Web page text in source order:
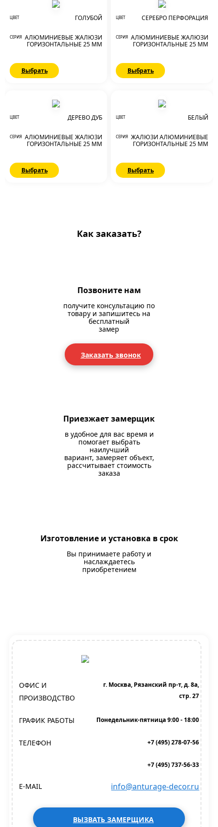
ЦВЕТ ГОЛУБОЙ
СЕРИЯ АЛЮМИНИЕВЫЕ ЖАЛЮЗИ
ГОРИЗОНТАЛЬНЫЕ 25 ММ
Выбрать
ЦВЕТ СЕРЕБРО ПЕРФОРАЦИЯ
СЕРИЯ АЛЮМИНИЕВЫЕ ЖАЛЮЗИ
ГОРИЗОНТАЛЬНЫЕ 25 ММ
Выбрать
ЦВЕТ ДЕРЕВО ДУБ
СЕРИЯ АЛЮМИНИЕВЫЕ ЖАЛЮЗИ
ГОРИЗОНТАЛЬНЫЕ 25 ММ
Выбрать
ЦВЕТ БЕЛЫЙ
СЕРИЯ ЖАЛЮЗИ АЛЮМИНИЕВЫЕ
ГОРИЗОНТАЛЬНЫЕ 25 ММ
Выбрать
Как заказать?
Позвоните нам
получите консультацию по
товару и запишитесь на
бесплатный
замер
Заказать звонок
Приезжает замерщик
в удобное для вас время и
помогает выбрать
наилучший
вариант, замеряет объект,
рассчитывает стоимость
заказа
Изготовление и установка в срок
Вы принимаете работу и
наслаждаетесь
приобретением
ОФИС И
ПРОИЗВОДСТВО
г. Москва, Рязанский пр-т, д. 8а,
стр. 27
ГРАФИК РАБОТЫ Понедельник-пятница 9:00 - 18:00
ТЕЛЕФОН +7 (495) 278-07-56
+7 (495) 737-56-33
E-MAIL info@anturage-decor.ru
ВЫЗВАТЬ ЗАМЕРЩИКА